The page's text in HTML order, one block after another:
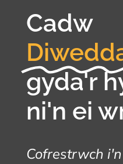
Cadw
gyda'r
ni'n ei
Cofrestrwch